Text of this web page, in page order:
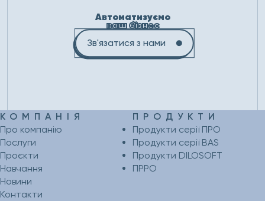
Автоматизуємо
ваш бізнес
Зв'язатися з нами
КОМПАНІЯ
Про компанію
Послуги
Проєкти
Навчання
Новини
Контакти
ПРОДУКТИ
Продукти серії ПРО
Продукти серії BAS
Продукти DILOSOFT
ПРРО